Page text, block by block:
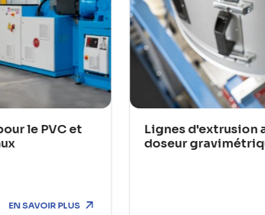
Lignes d'extrusion avec sécheur et
doseur gravimétrique